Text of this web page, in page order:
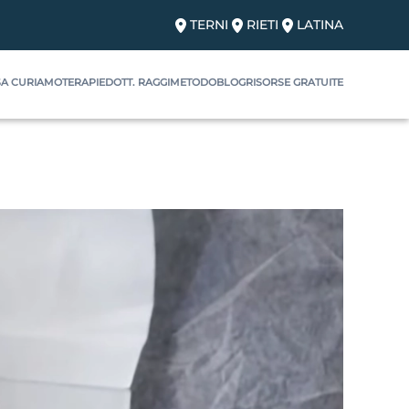
TERNI RIETI LATINA
CURIAMOTERAPIEDOTT. RAGGIMETODOBLOGRISORSE GRATUITE